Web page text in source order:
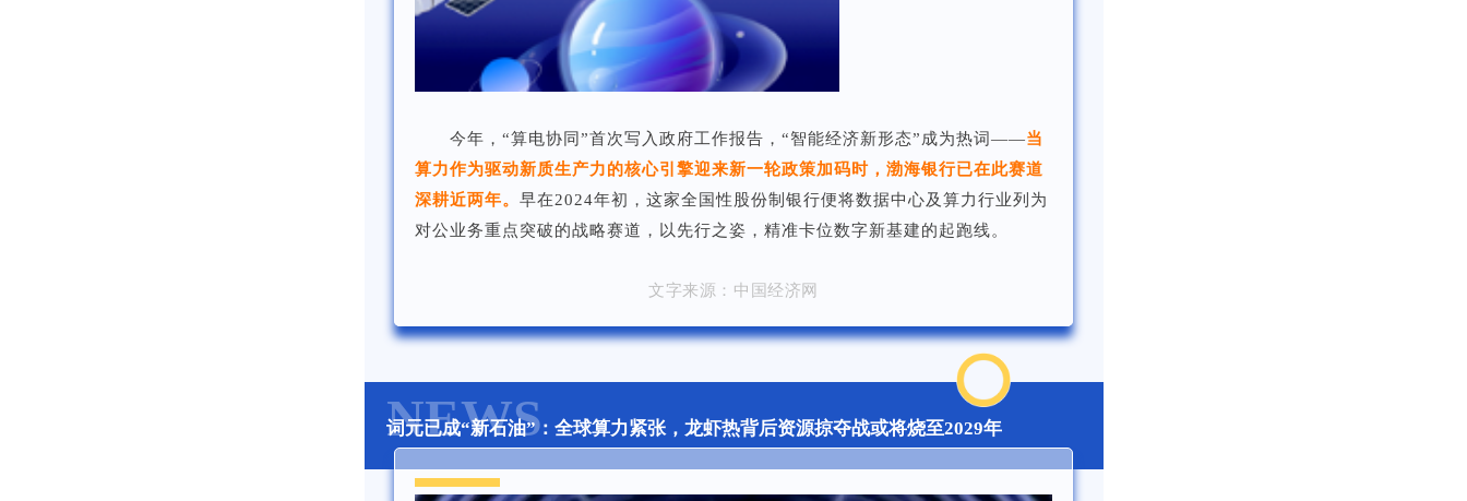
今年，“算电协同”首次写入政府工作报告，“智能经济新形态”成为热词——当
算力作为驱动新质生产力的核心引擎迎来新一轮政策加码时，渤海银行已在此赛道
深耕近两年。 早在2024年初，这家全国性股份制银行便将数据中心及算力行业列为
对公业务重点突破的战略赛道，以先行之姿，精准卡位数字新基建的起跑线。
文字来源：中国经济网
NEWS
词元已成“新石油”：全球算力紧张，龙虾热背后资源掠夺战或将烧至2029年